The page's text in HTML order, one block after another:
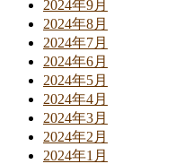
2024年9月
2024年8月
2024年7月
2024年6月
2024年5月
2024年4月
2024年3月
2024年2月
2024年1月